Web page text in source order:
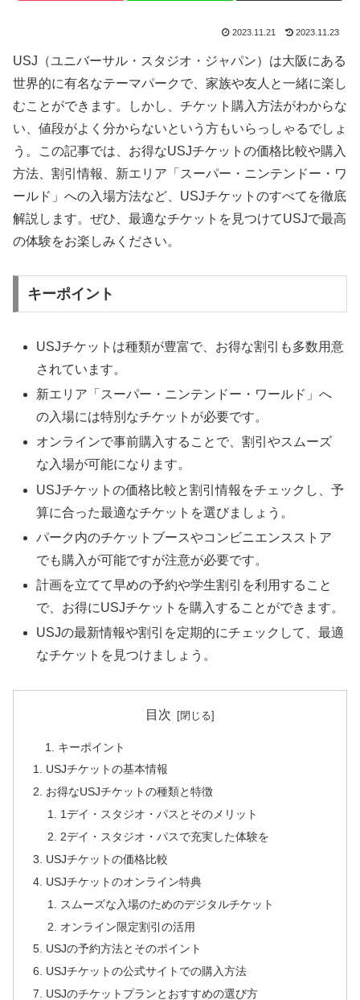
2023.11.21 2023.11.23
USJ（ユニバーサル・スタジオ・ジャパン）は大阪にある
世界的に有名なテーマパークで、家族や友人と一緒に楽し
むことができます。しかし、チケット購入方法がわからな
い、値段がよく分からないという方もいらっしゃるでしょ
う。この記事では、お得なUSJチケットの価格比較や購入
方法、割引情報、新エリア「スーパー・ニンテンドー・ワ
ールド」への入場方法など、USJチケットのすべてを徹底
解説します。ぜひ、最適なチケットを見つけてUSJで最高
の体験をお楽しみください。
キーポイント
USJチケットは種類が豊富で、お得な割引も多数用意
されています。
新エリア「スーパー・ニンテンドー・ワールド」へ
の入場には特別なチケットが必要です。
オンラインで事前購入することで、割引やスムーズ
な入場が可能になります。
USJチケットの価格比較と割引情報をチェックし、予
算に合った最適なチケットを選びましょう。
パーク内のチケットブースやコンビニエンスストア
でも購入が可能ですが注意が必要です。
計画を立てて早めの予約や学生割引を利用すること
で、お得にUSJチケットを購入することができます。
USJの最新情報や割引を定期的にチェックして、最適
なチケットを見つけましょう。
目次
キーポイント
USJチケットの基本情報
お得なUSJチケットの種類と特徴
1デイ・スタジオ・パスとそのメリット
2デイ・スタジオ・パスで充実した体験を
USJチケットの価格比較
USJチケットのオンライン特典
スムーズな入場のためのデジタルチケット
オンライン限定割引の活用
USJの予約方法とそのポイント
USJチケットの公式サイトでの購入方法
USJのチケットプランとおすすめの選び方